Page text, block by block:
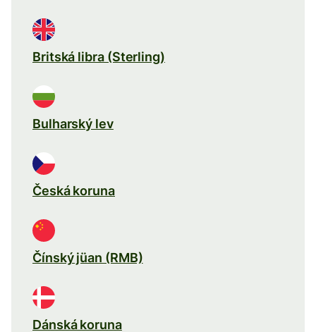
Britská libra (Sterling)
Bulharský lev
Česká koruna
Čínský jüan (RMB)
Dánská koruna